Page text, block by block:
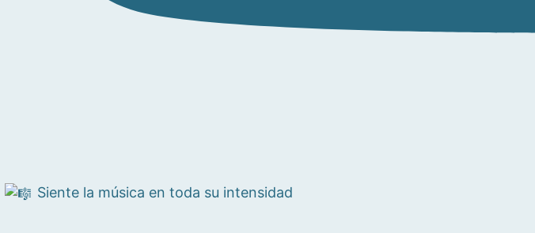
Siente la música en toda su intensidad